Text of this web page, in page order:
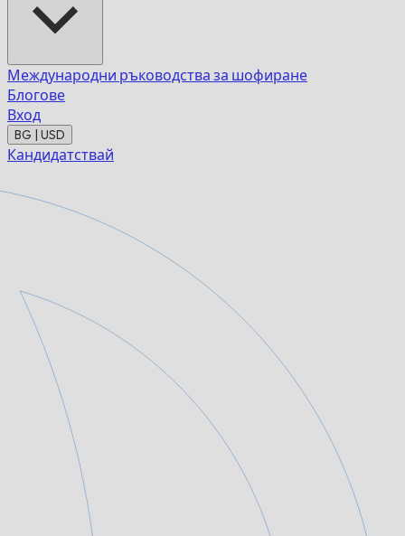
Международни ръководства за шофиране
Блогове
Вход
BG | USD
Кандидатствай